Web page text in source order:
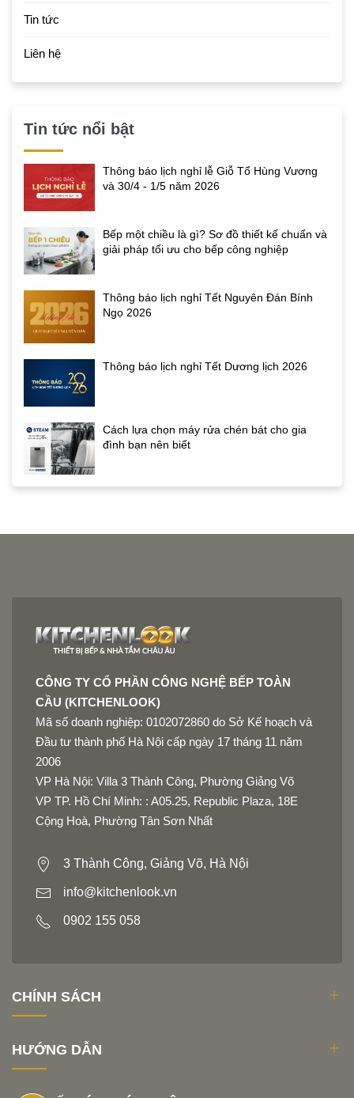
Tin tức
Liên hệ
Tin tức nổi bật
Thông báo lịch nghỉ lễ Giỗ Tổ Hùng Vương
và 30/4 - 1/5 năm 2026
Bếp một chiều là gì? Sơ đồ thiết kế chuẩn và
giải pháp tối ưu cho bếp công nghiệp
Thông báo lịch nghỉ Tết Nguyên Đán Bính
Ngọ 2026
Thông báo lịch nghỉ Tết Dương lịch 2026
Cách lựa chọn máy rửa chén bát cho gia
đình bạn nên biết
CÔNG TY CỔ PHẦN CÔNG NGHỆ BẾP TOÀN
CẦU (KITCHENLOOK)
Mã số doanh nghiệp: 0102072860 do Sở Kế hoạch và
Đầu tư thành phố Hà Nội cấp ngày 17 tháng 11 năm
2006
VP Hà Nội: Villa 3 Thành Công, Phường Giảng Võ
VP TP. Hồ Chí Minh: : A05.25, Republic Plaza, 18E
Cộng Hoà, Phường Tân Sơn Nhất
3 Thành Công, Giảng Võ, Hà Nội
info@kitchenlook.vn
0902 155 058
CHÍNH SÁCH
HƯỚNG DẪN